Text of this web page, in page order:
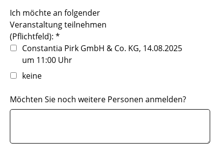
Ich möchte an folgender
Veranstaltung teilnehmen
(Pflichtfeld): *
Constantia Pirk GmbH & Co. KG, 14.08.2025
um 11:00 Uhr
keine
Möchten Sie noch weitere Personen anmelden?